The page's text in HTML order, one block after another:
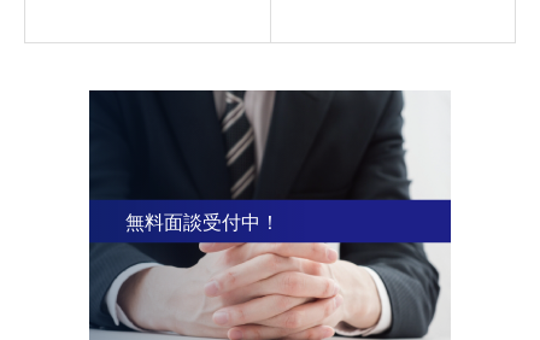
無料面談受付中！